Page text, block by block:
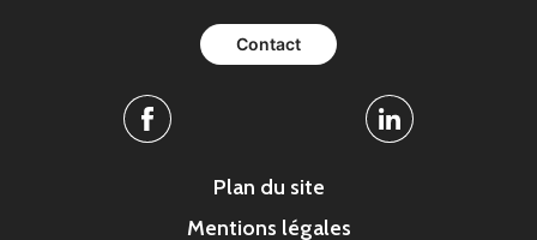
Contact
Facebook Linkedin
Plan du site
Mentions légales